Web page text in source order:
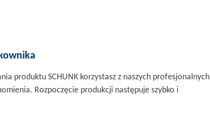
produktu SCHUNK korzystasz z naszych profesjonalnych
Rozpoczęcie produkcji następuje szybko i